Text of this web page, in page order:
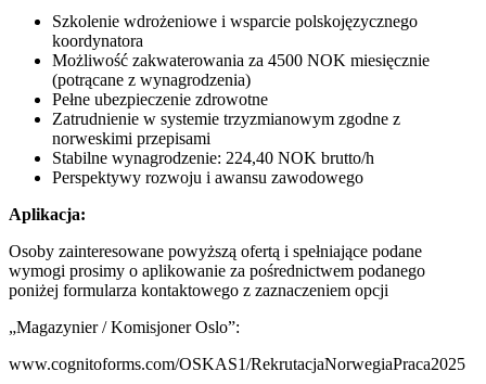
Szkolenie wdrożeniowe i wsparcie polskojęzycznego
koordynatora
Możliwość zakwaterowania za 4500 NOK miesięcznie
(potrącane z wynagrodzenia)
Pełne ubezpieczenie zdrowotne
Zatrudnienie w systemie trzyzmianowym zgodne z
norweskimi przepisami
Stabilne wynagrodzenie: 224,40 NOK brutto/h
Perspektywy rozwoju i awansu zawodowego
Aplikacja:
Osoby zainteresowane powyższą ofertą i spełniające podane
wymogi prosimy o aplikowanie za pośrednictwem podanego
poniżej formularza kontaktowego z zaznaczeniem opcji
„Magazynier / Komisjoner Oslo”:
www.cognitoforms.com/OSKAS1/RekrutacjaNorwegiaPraca2025